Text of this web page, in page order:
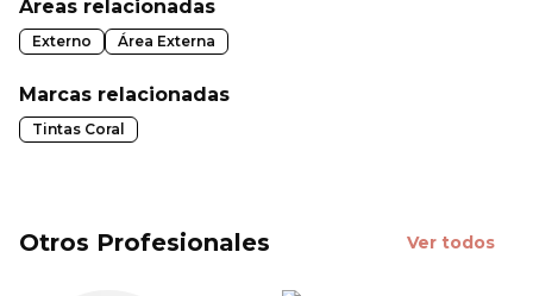
Áreas relacionadas
Externo Área Externa
Marcas relacionadas
Tintas Coral
Otros Profesionales Ver todos